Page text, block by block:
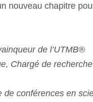
nouveau chapitre
de l’UTMB®
Chargé de
de conférences en